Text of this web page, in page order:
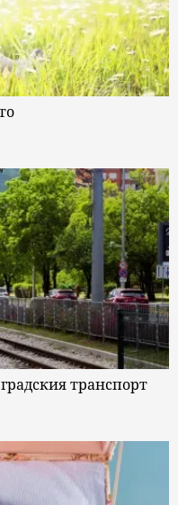
транспорт